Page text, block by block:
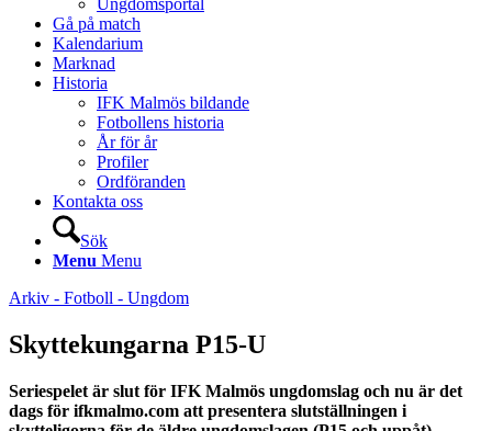
Ungdomsportal
Gå på match
Kalendarium
Marknad
Historia
IFK Malmös bildande
Fotbollens historia
År för år
Profiler
Ordföranden
Kontakta oss
Sök
Menu Menu
Arkiv - Fotboll - Ungdom
Skyttekungarna P15-U
Seriespelet är slut för IFK Malmös ungdomslag och nu är det
dags för ifkmalmo.com att presentera slutställningen i